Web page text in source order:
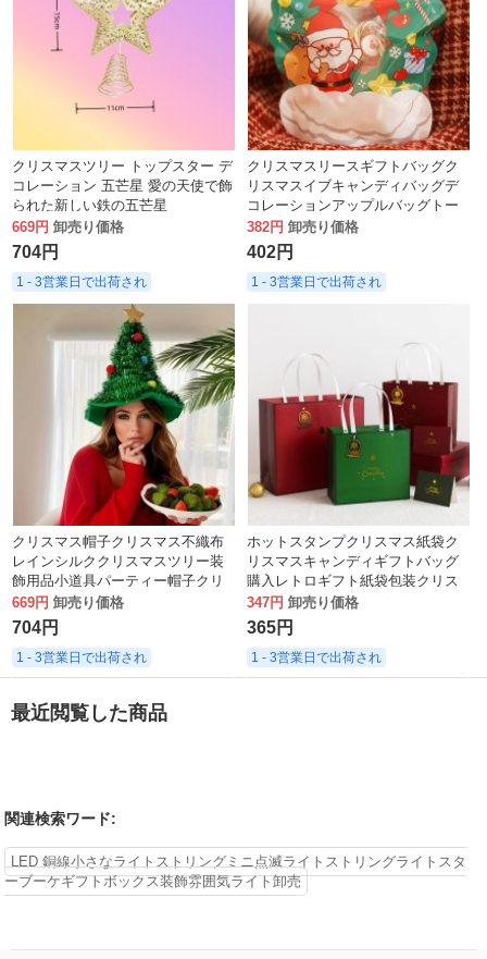
クリスマスツリー トップスター デ
コレーション 五芒星 愛の天使で飾
られた新しい鉄の五芒星
669円 卸売り価格
704円
1 - 3営業日で出荷され
クリスマスリースギフトバッグク
リスマスイブキャンディバッグデ
コレーションアップルバッグトー
トバッグクリスマスツリーギフト
ラッピングバッグ
382円 卸売り価格
402円
1 - 3営業日で出荷され
クリスマス帽子クリスマス不織布
レインシルククリスマスツリー装
飾用品小道具パーティー帽子クリ
スマスギフト
669円 卸売り価格
704円
1 - 3営業日で出荷され
ホットスタンプクリスマス紙袋ク
リスマスキャンディギフトバッグ
購入レトロギフト紙袋包装クリス
マスイブアップルギフトバッグ
347円 卸売り価格
365円
1 - 3営業日で出荷され
最近閲覧した商品
関連検索ワード:
LED 銅線小さなライトストリングミニ点滅ライトストリングライトスタ
ーブーケギフトボックス装飾雰囲気ライト卸売